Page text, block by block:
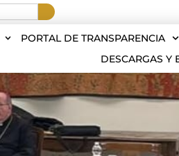
PORTAL DE TRANSPARENCIA
DESCARGAS Y